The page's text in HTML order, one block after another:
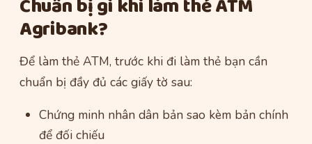
Chuẩn bị gì khi làm thẻ ATM
Agribank?
Để làm thẻ ATM, trước khi đi làm thẻ bạn cần
chuẩn bị đầy đủ các giấy tờ sau:
Chứng minh nhân dân bản sao kèm bản chính
để đối chiếu